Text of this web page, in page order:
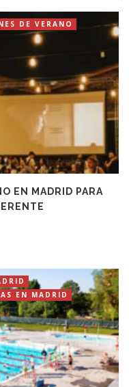
DE VERANO
EN MADRID PARA
EN MADRID